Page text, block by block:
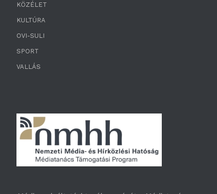
KÖZÉLET
KULTÚRA
OVI-SULI
SPORT
VALLÁS